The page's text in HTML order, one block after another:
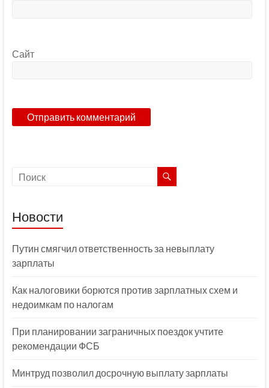
Сайт
Новости
Путин смягчил ответственность за невыплату
зарплаты
Как налоговики борются против зарплатных схем и
недоимкам по налогам
При планировании заграничных поездок учтите
рекомендации ФСБ
Минтруд позволил досрочную выплату зарплаты